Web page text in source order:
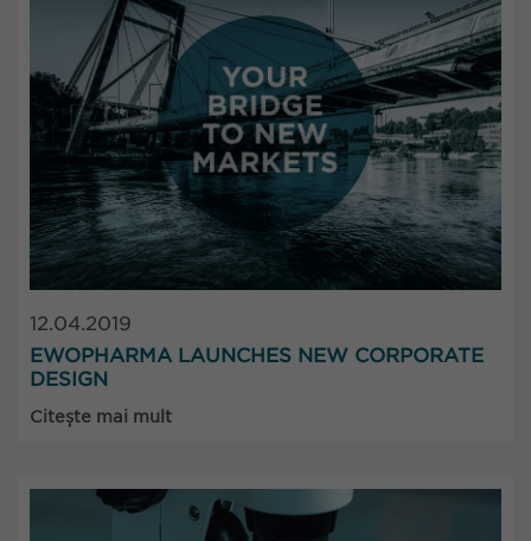
12.04.2019
EWOPHARMA LAUNCHES NEW CORPORATE
DESIGN
Citește mai mult